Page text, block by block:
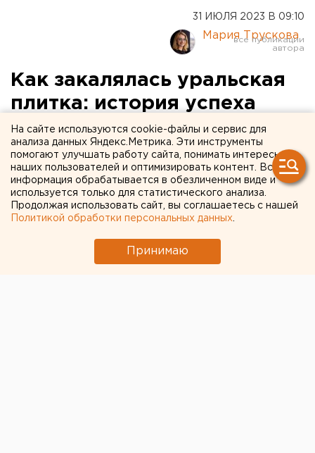
31 ИЮЛЯ 2023 В 09:10
Мария Трускова
Как закалялась уральская
плитка: история успеха
Завода керамических
изделий
На сайте используются cookie-файлы и сервис для
анализа данных Яндекс.Метрика. Эти инструменты
помогают улучшать работу сайта, понимать интересы
наших пользователей и оптимизировать контент. Вся
информация обрабатывается в обезличенном виде и
используется только для статистического анализа.
Продолжая использовать сайт, вы соглашаетесь с нашей
Политикой обработки персональных данных
Принимаю